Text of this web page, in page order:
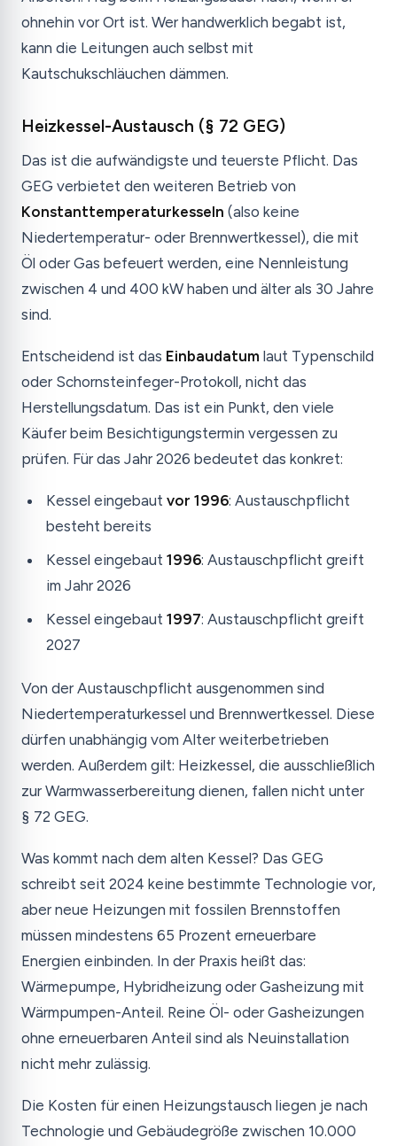
ohnehin vor Ort ist. Wer handwerklich begabt ist,
kann die Leitungen auch selbst mit
Kautschukschläuchen dämmen.
Heizkessel-Austausch (§ 72 GEG)
Das ist die aufwändigste und teuerste Pflicht. Das
GEG verbietet den weiteren Betrieb von
Konstanttemperaturkesseln (also keine
Niedertemperatur- oder Brennwertkessel), die mit
Öl oder Gas befeuert werden, eine Nennleistung
zwischen 4 und 400 kW haben und älter als 30 Jahre
sind.
Entscheidend ist das Einbaudatum laut Typenschild
oder Schornsteinfeger-Protokoll, nicht das
Herstellungsdatum. Das ist ein Punkt, den viele
Käufer beim Besichtigungstermin vergessen zu
prüfen. Für das Jahr 2026 bedeutet das konkret:
Kessel eingebaut vor 1996: Austauschpflicht
besteht bereits
Kessel eingebaut 1996: Austauschpflicht greift
im Jahr 2026
Kessel eingebaut 1997: Austauschpflicht greift
2027
Von der Austauschpflicht ausgenommen sind
Niedertemperaturkessel und Brennwertkessel. Diese
dürfen unabhängig vom Alter weiterbetrieben
werden. Außerdem gilt: Heizkessel, die ausschließlich
zur Warmwasserbereitung dienen, fallen nicht unter
§ 72 GEG.
Was kommt nach dem alten Kessel? Das GEG
schreibt seit 2024 keine bestimmte Technologie vor,
aber neue Heizungen mit fossilen Brennstoffen
müssen mindestens 65 Prozent erneuerbare
Energien einbinden. In der Praxis heißt das:
Wärmepumpe, Hybridheizung oder Gasheizung mit
Wärmpumpen-Anteil. Reine Öl- oder Gasheizungen
ohne erneuerbaren Anteil sind als Neuinstallation
nicht mehr zulässig.
Die Kosten für einen Heizungstausch liegen je nach
Technologie und Gebäudegröße zwischen 10.000